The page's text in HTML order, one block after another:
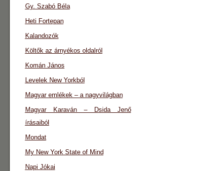
Gy. Szabó Béla
Heti Fortepan
Kalandozók
Költők az árnyékos oldalról
Komán János
Levelek New Yorkból
Magyar emlékek – a nagyvilágban
Magyar Karaván – Dsida Jenő
írásaiból
Mondat
My New York State of Mind
Napi Jókai